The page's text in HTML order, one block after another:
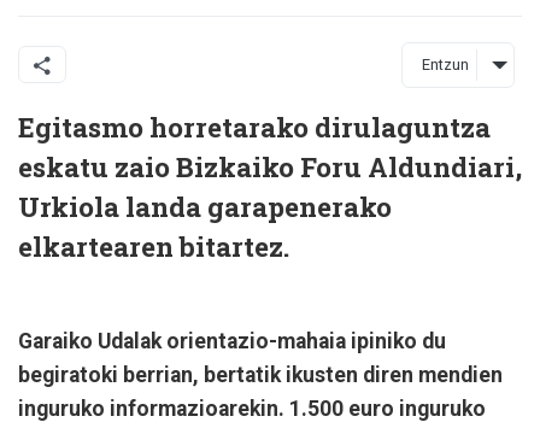
Entzun
Egitasmo horretarako dirulaguntza
eskatu zaio Bizkaiko Foru Aldundiari,
Urkiola landa garapenerako
elkartearen bitartez.
Garaiko Udalak orientazio-mahaia ipiniko du
begiratoki berrian, bertatik ikusten diren mendien
inguruko informazioarekin. 1.500 euro inguruko